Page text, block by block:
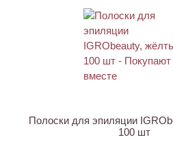
Полоски для эпиляции
100 шт